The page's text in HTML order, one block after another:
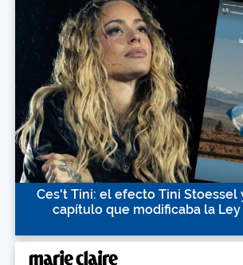
Ces't Tini: el efecto Tini Stoessel
capítulo que modificaba la Ley